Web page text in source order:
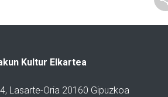
Kultur Elkartea
Lasarte-Oria 20160 Gipuzkoa